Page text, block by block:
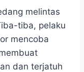
melintas
tiba, pelaku
mencoba
dan terjatuh